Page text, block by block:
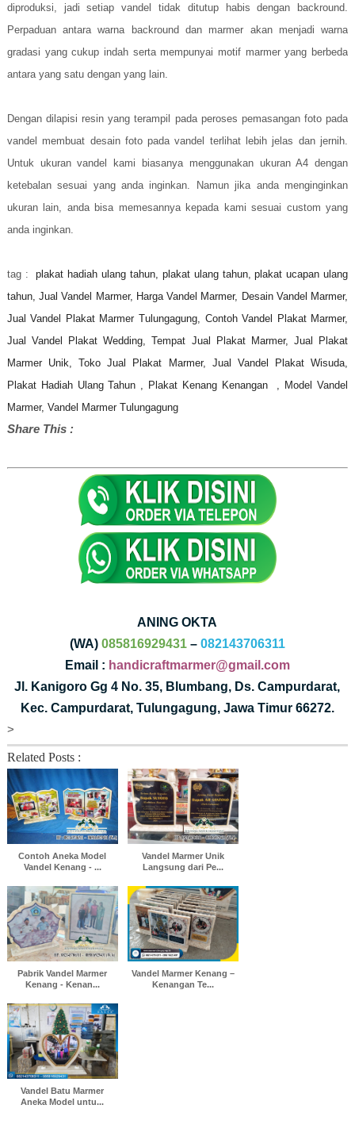
diproduksi, jadi setiap vandel tidak ditutup habis dengan backround.
Perpaduan antara warna backround dan marmer akan menjadi warna
gradasi yang cukup indah serta mempunyai motif marmer yang berbeda
antara yang satu dengan yang lain.
Dengan dilapisi resin yang terampil pada peroses pemasangan foto pada
vandel membuat desain foto pada vandel terlihat lebih jelas dan jernih.
Untuk ukuran vandel kami biasanya menggunakan ukuran A4 dengan
ketebalan sesuai yang anda inginkan. Namun jika anda menginginkan
ukuran lain, anda bisa memesannya kepada kami sesuai custom yang
anda inginkan.
tag :plakat hadiah ulang tahun, plakat ulang tahun, plakat ucapan ulang
tahun, Jual Vandel Marmer, Harga Vandel Marmer, Desain Vandel Marmer,
Jual Vandel Plakat Marmer Tulungagung, Contoh Vandel Plakat Marmer,
Jual Vandel Plakat Wedding, Tempat Jual Plakat Marmer, Jual Plakat
Marmer Unik, Toko Jual Plakat Marmer, Jual Vandel Plakat Wisuda,
Plakat Hadiah Ulang Tahun , Plakat Kenang Kenangan , Model Vandel
Marmer, Vandel Marmer Tulungagung
Share This :
ANING OKTA
(WA) 085816929431– 082143706311
Email : handicraftmarmer@gmail.com
Jl. Kanigoro Gg 4 No. 35, Blumbang, Ds. Campurdarat,
Kec. Campurdarat, Tulungagung, Jawa Timur 66272.
>
Related Posts :
Contoh Aneka Model
Vandel Kenang - ...
Vandel Marmer Unik
Langsung dari Pe...
Pabrik Vandel Marmer
Kenang - Kenan...
Vandel Marmer Kenang –
Kenangan Te...
Vandel Batu Marmer
Aneka Model untu...